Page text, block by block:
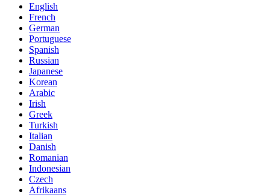
English
French
German
Portuguese
Spanish
Russian
Japanese
Korean
Arabic
Irish
Greek
Turkish
Italian
Danish
Romanian
Indonesian
Czech
Afrikaans